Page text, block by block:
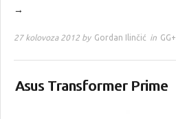
→
27 kolovoza 2012 by Gordan Ilinčić in GG+
Asus Transformer Prime